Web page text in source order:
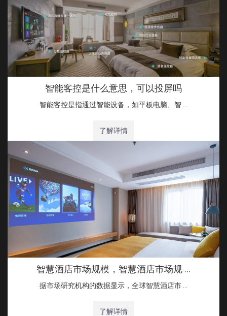
智能客控是什么意思，可以投屏吗
智能客控是指通过智能设备，如平板电脑、智 …
了解详情
智慧酒店市场规模，智慧酒店市场规 …
据市场研究机构的数据显示，全球智慧酒店市 …
了解详情